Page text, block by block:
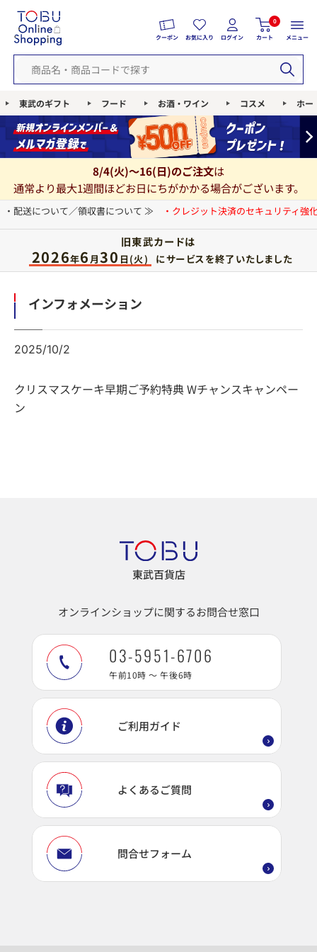
クーポン お気に入り ログイン
0
カート メニュー
東武のギフト フード お酒・ワイン コスメ ホー
8/4(火)～16(日)のご注文は
通常より最大1週間ほどお日にちがかかる場合がございます。
・配送について／領収書について ≫ ・クレジット決済のセキュリティ強
旧東武カードは
2026年6 月30 日(火) にサービスを終了いたしました
インフォメーション
2025/10/2
クリスマスケーキ早期ご予約特典 Wチャンスキャンペー
ン
東武百貨店
オンラインショップに関するお問合せ窓口
03-5951-6706
午前10時 ～ 午後6時
ご利用ガイド
よくあるご質問
問合せフォーム